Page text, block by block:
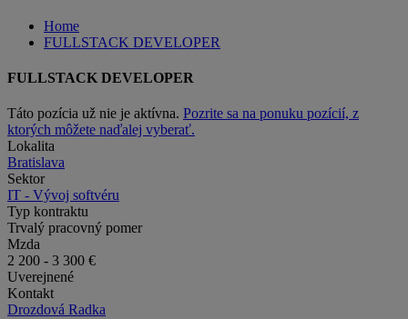
Home
FULLSTACK DEVELOPER
FULLSTACK DEVELOPER
Táto pozícia už nie je aktívna. Pozrite sa na ponuku pozícií, z
ktorých môžete naďalej vyberať.
Lokalita
Bratislava
Sektor
IT - Vývoj softvéru
Typ kontraktu
Trvalý pracovný pomer
Mzda
2 200 - 3 300 €
Uverejnené
Kontakt
Drozdová Radka